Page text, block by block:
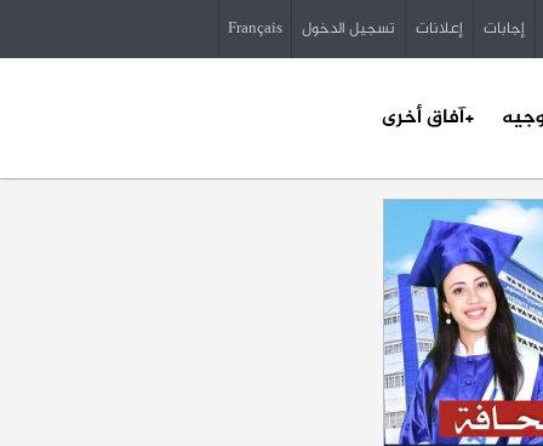
إجابات إعلانات تسجيل الدخول Français
+آفاق أخرى